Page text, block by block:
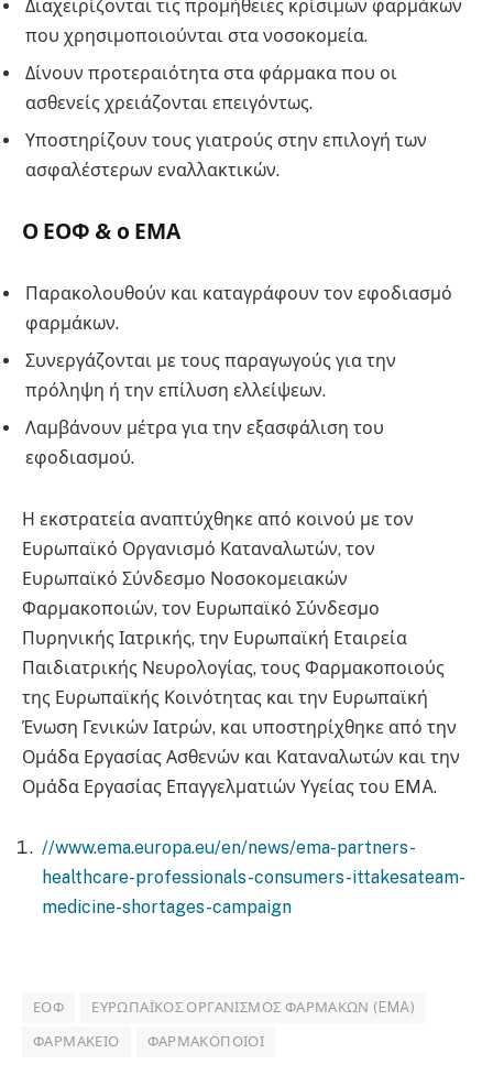
Διαχειρίζονται τις προμήθειες κρίσιμων φαρμάκων
που χρησιμοποιούνται στα νοσοκομεία.
Δίνουν προτεραιότητα στα φάρμακα που οι
ασθενείς χρειάζονται επειγόντως.
Υποστηρίζουν τους γιατρούς στην επιλογή των
ασφαλέστερων εναλλακτικών.
Ο ΕΟΦ & ο ΕΜΑ
Παρακολουθούν και καταγράφουν τον εφοδιασμό
φαρμάκων.
Συνεργάζονται με τους παραγωγούς για την
πρόληψη ή την επίλυση ελλείψεων.
Λαμβάνουν μέτρα για την εξασφάλιση του
εφοδιασμού.
Η εκστρατεία αναπτύχθηκε από κοινού με τον
Ευρωπαϊκό Οργανισμό Καταναλωτών, τον
Ευρωπαϊκό Σύνδεσμο Νοσοκομειακών
Φαρμακοποιών, τον Ευρωπαϊκό Σύνδεσμο
Πυρηνικής Ιατρικής, την Ευρωπαϊκή Εταιρεία
Παιδιατρικής Νευρολογίας, τους Φαρμακοποιούς
της Ευρωπαϊκής Κοινότητας και την Ευρωπαϊκή
Ένωση Γενικών Ιατρών, και υποστηρίχθηκε από την
Ομάδα Εργασίας Ασθενών και Καταναλωτών και την
Ομάδα Εργασίας Επαγγελματιών Υγείας του EMA.
//www.ema.europa.eu/en/news/ema-partners-
healthcare-professionals-consumers-ittakesateam-
medicine-shortages-campaign
ΕΟΦ ΕΥΡΩΠΑΪΚΌΣ ΟΡΓΑΝΙΣΜΌΣ ΦΑΡΜΆΚΩΝ (EMA)
ΦΑΡΜΑΚΕΊΟ ΦΑΡΜΑΚΟΠΟΙΟΊ